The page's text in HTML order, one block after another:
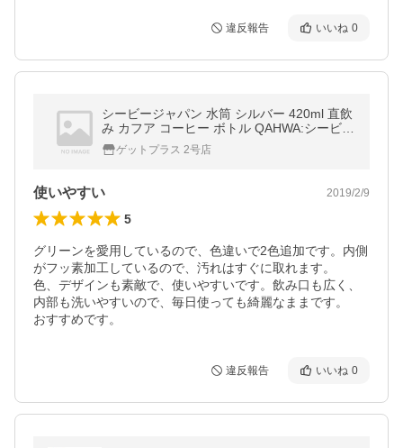
違反報告 いいね 0
シービージャパン 水筒 シルバー 420ml 直飲
み カフア コーヒー ボトル QAHWA:シービー
ジャパン (CB Japan)
ゲットプラス 2号店
使いやすい 2019/2/9
5
グリーンを愛用しているので、色違いで2色追加です。内側
がフッ素加工しているので、汚れはすぐに取れます。
色、デザインも素敵で、使いやすいです。飲み口も広く、
内部も洗いやすいので、毎日使っても綺麗なままです。
おすすめです。
違反報告 いいね 0